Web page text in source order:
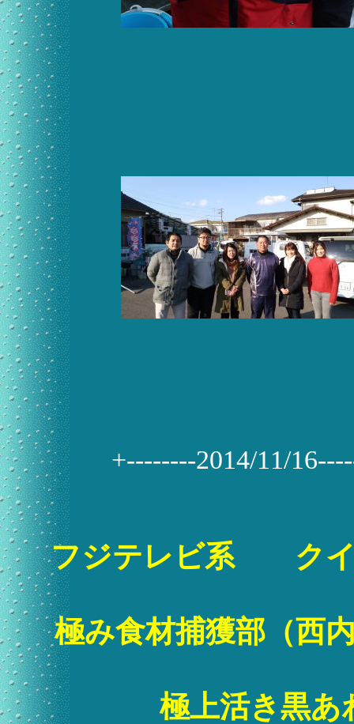
+--------2014/11/
フジテレビ系 クイ
極み食材捕獲部（西
極上活き黒あ